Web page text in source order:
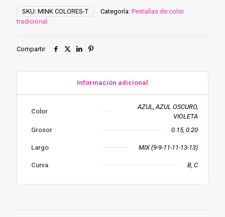
seda
de
colores
tradicional
SKU: MINK COLORES-T Categoría: Pestañas de color
tradicional
Compartir
Información adicional
Color
AZUL, AZUL OSCURO,
VIOLETA
Grosor
0.15, 0.20
Largo MIX (9-9-11-11-13-13)
Curva B, C